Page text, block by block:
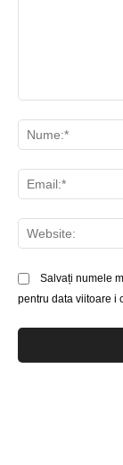
Salvați numele
pentru data viitoare i